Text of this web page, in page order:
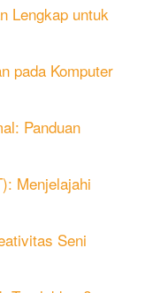
Lengkap untuk
pada Komputer
Panduan
Menjelajahi
Seni